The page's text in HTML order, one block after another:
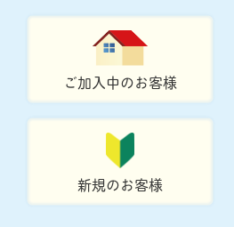
ご加入中のお客様
新規のお客様